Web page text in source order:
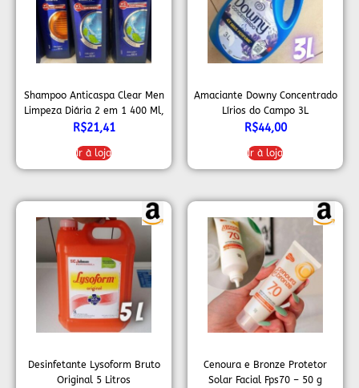
Shampoo Anticaspa Clear Men
Limpeza Diária 2 em 1 400 Ml,
Clear, 400 ML
R$21,41
Ir à loja
Amaciante Downy Concentrado
Lírios do Campo 3L
R$44,00
Ir à loja
Desinfetante Lysoform Bruto
Original 5 Litros
Cenoura e Bronze Protetor
Solar Facial Fps70 – 50 g